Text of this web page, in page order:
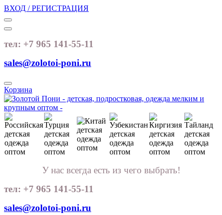
ВХОД / РЕГИСТРАЦИЯ
тел: +7 965 141-55-11
sales@zolotoi-poni.ru
Корзина
У нас всегда есть из чего выбрать!
тел: +7 965 141-55-11
sales@zolotoi-poni.ru